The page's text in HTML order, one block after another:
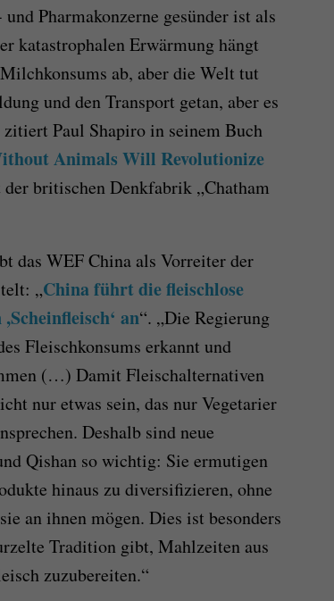
Pharmakonzerne gesünder ist als
katastrophalen Erwärmung hängt
ab, aber die Welt tut
und den Transport getan, aber es
Paul Shapiro in seinem Buch
Animals Will Revolutionize
britischen Denkfabrik „Chatham
das WEF China als Vorreiter der
„China führt die fleischlose
an“. „Die Regierung
Fleischkonsums erkannt und
(…) Damit Fleischalternativen
nur etwas sein, das nur Vegetarier
Deshalb sind neue
Qishan so wichtig: Sie ermutigen
hinaus zu diversifizieren, ohne
an ihnen mögen. Dies ist besonders
Tradition gibt, Mahlzeiten aus
zuzubereiten.“